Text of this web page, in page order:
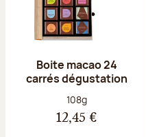
Boite macao 24
carrés dégustation
Poids net :
108g
12,45 €